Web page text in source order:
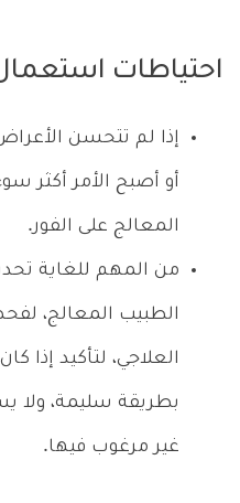
احتياطات
إذا لم تتحسن
أو أصبح الأمر أكثر
المعالج على الفور.
من المهم للغاية
الطبيب المعالج،
العلاجي، لتأكيد إذا
بطريقة سليمة، ولا
غير مرغوب فيها.